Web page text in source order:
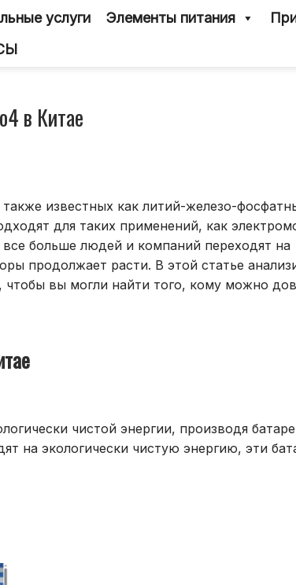
услуги Элементы питания
в Китае
известных как литий-железо-
для таких применений, как
больше людей и компаний переходят на
продолжает расти. В этой статье
чтобы вы могли найти того, кому можно
чистой энергии, производя
на экологически чистую энергию, эти